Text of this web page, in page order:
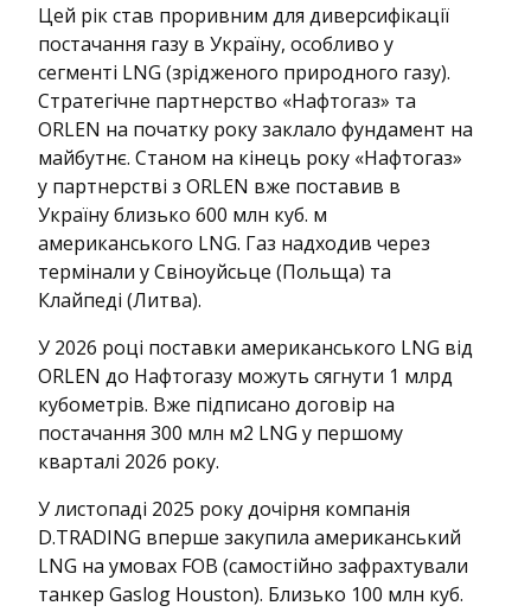
Цей рік став проривним для диверсифікації
постачання газу в Україну, особливо у
сегменті LNG (зрідженого природного газу).
Стратегічне партнерство «Нафтогаз» та
ORLEN на початку року заклало фундамент на
майбутнє. Станом на кінець року «Нафтогаз»
у партнерстві з ORLEN вже поставив в
Україну близько 600 млн куб. м
американського LNG. Газ надходив через
термінали у Свіноуйсьце (Польща) та
Клайпеді (Литва).
У 2026 році поставки американського LNG від
ORLEN до Нафтогазу можуть сягнути 1 млрд
кубометрів. Вже підписано договір на
постачання 300 млн м2 LNG у першому
кварталі 2026 року.
У листопаді 2025 року дочірня компанія
D.TRADING вперше закупила американський
LNG на умовах FOB (самостійно зафрахтували
танкер Gaslog Houston). Близько 100 млн куб.